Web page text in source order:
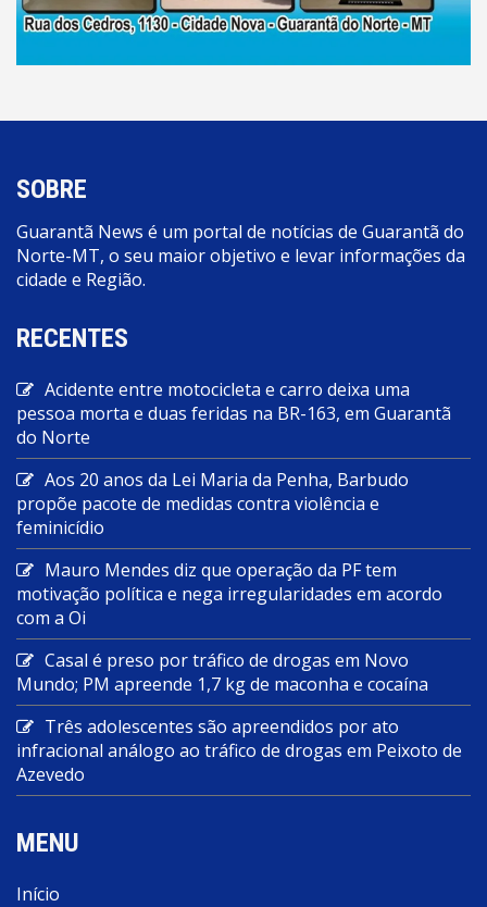
SOBRE
Guarantã News é um portal de notícias de Guarantã do
Norte-MT, o seu maior objetivo e levar informações da
cidade e Região.
RECENTES
Acidente entre motocicleta e carro deixa uma
pessoa morta e duas feridas na BR-163, em Guarantã
do Norte
Aos 20 anos da Lei Maria da Penha, Barbudo
propõe pacote de medidas contra violência e
feminicídio
Mauro Mendes diz que operação da PF tem
motivação política e nega irregularidades em acordo
com a Oi
Casal é preso por tráfico de drogas em Novo
Mundo; PM apreende 1,7 kg de maconha e cocaína
Três adolescentes são apreendidos por ato
infracional análogo ao tráfico de drogas em Peixoto de
Azevedo
MENU
Início